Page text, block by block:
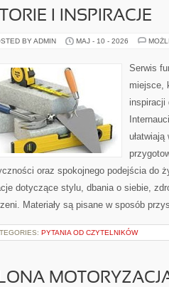
I INSPIRACJE
BY ADMIN MAJ - 10 - 2026
Serwis
miejsce,
inspiracji
oraz spokojnego podejścia do
dotyczące stylu, dbania o siebie,
Materiały są pisane w sposób
PYTANIA OD CZYTELNIKÓW